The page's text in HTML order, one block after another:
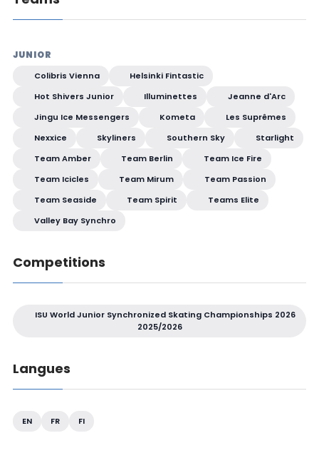
JUNIOR
Colibris Vienna
Helsinki Fintastic
Hot Shivers Junior
Illuminettes
Jeanne d'Arc
Jingu Ice Messengers
Kometa
Les Suprêmes
Nexxice
Skyliners Southern Sky
Starlight
Team Amber
Team Berlin
Team Ice Fire
Team Icicles
Team Mirum
Team Passion
Team Seaside
Team Spirit
Teams Elite
Valley Bay Synchro
Competitions
ISU World Junior Synchronized Skating Championships 2026
2025/2026
Langues
EN FR FI